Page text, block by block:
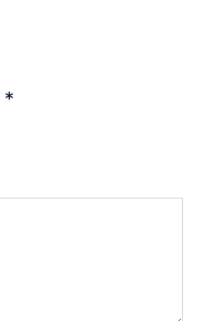
*